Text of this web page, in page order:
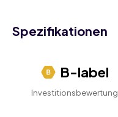
Spezifikationen
B-label
Investitionsbewertung